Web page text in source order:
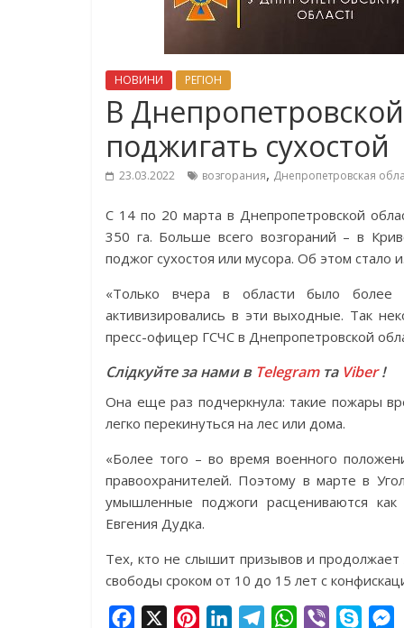
НОВИНИ РЕГІОН
В
поджигать сухостой
23.03.2022 возгорания, Днепропетровская
С 14 по 20 марта в Днепропетровской
350 га. Больше всего возгораний – в
поджог сухостоя или мусора. Об этом стало
«Только вчера в области было более
активизировались в эти выходные. Так
пресс-офицер ГСЧС в Днепропетровской
Слідкуйте за нами в Telegramта Viber!
Она еще раз подчеркнула: такие пожары
легко перекинуться на лес или дома.
«Более того – во время военного
правоохранителей. Поэтому в марте в
умышленные поджоги расцениваются как
Евгения Дудка.
Тех, кто не слышит призывов и
свободы сроком от 10 до 15 лет с
W